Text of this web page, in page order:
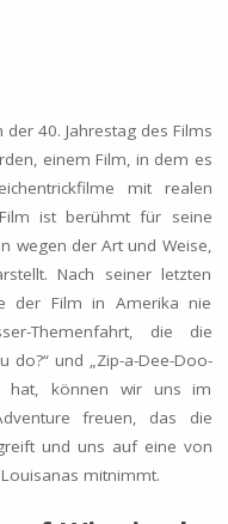
40. Jahrestag des Films
einem Film, in dem es
mit realen
ist berühmt für seine
wegen der Art und Weise,
Nach seiner letzten
der Film in Amerika nie
Themenfahrt, die die
do?“ und „Zip-a-Dee-Doo-
hat, können wir uns im
freuen, das die
und uns auf eine von
mitnimmt.